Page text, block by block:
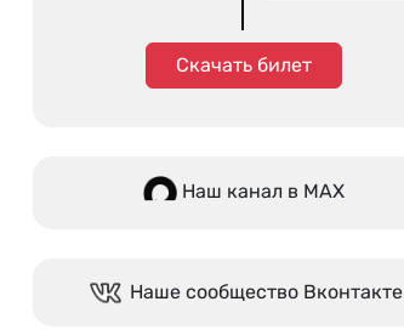
Скачать билет
Наш канал в МАХ
Наше сообщество Вконтакте